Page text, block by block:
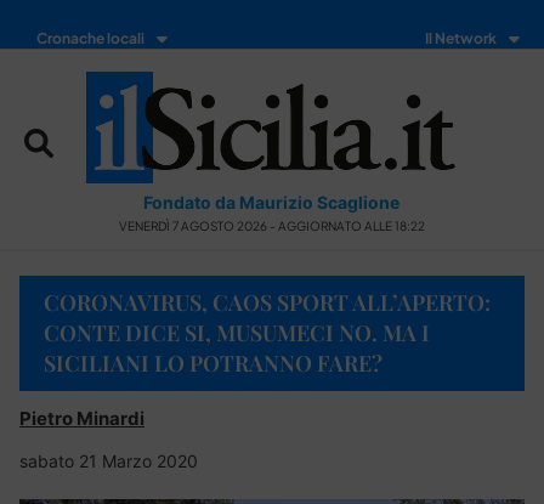
Cronache locali Il Network
Fondato da Maurizio Scaglione
VENERDÌ 7 AGOSTO 2026 - AGGIORNATO ALLE 18:22
CORONAVIRUS, CAOS SPORT ALL’APERTO:
CONTE DICE SI, MUSUMECI NO. MA I
SICILIANI LO POTRANNO FARE?
Pietro Minardi
sabato 21 Marzo 2020